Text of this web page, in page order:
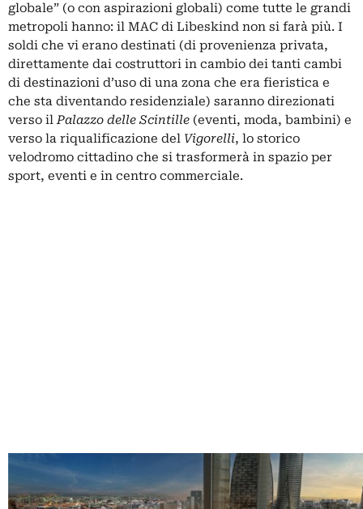
globale” (o con aspirazioni globali) come tutte le grandi
metropoli hanno: il MAC di Libeskind non si farà più. I
soldi che vi erano destinati (di provenienza privata,
direttamente dai costruttori in cambio dei tanti cambi
di destinazioni d’uso di una zona che era fieristica e
che sta diventando residenziale) saranno direzionati
verso ilPalazzo delle Scintille (eventi, moda, bambini) e
verso la riqualificazione del Vigorelli, lo storico
velodromo cittadino che si trasformerà in spazio per
sport, eventi e in centro commerciale.